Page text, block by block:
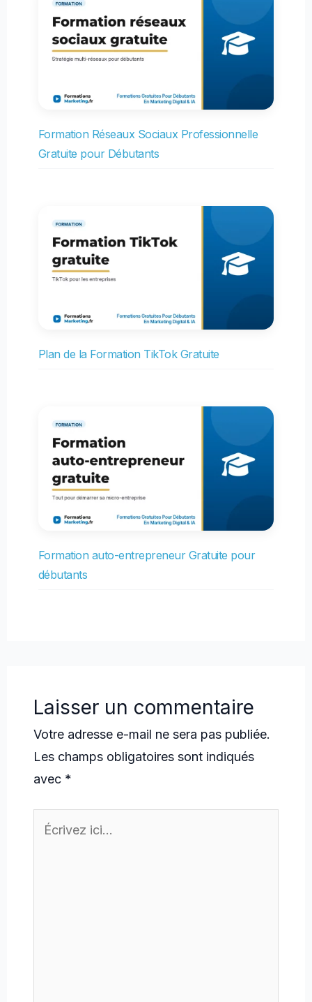
Formation Réseaux Sociaux Professionnelle
Gratuite pour Débutants
Plan de la Formation TikTok Gratuite
Formation auto-entrepreneur Gratuite pour
débutants
Laisser un commentaire
Votre adresse e-mail ne sera pas publiée.
Les champs obligatoires sont indiqués
avec *
Écrivez